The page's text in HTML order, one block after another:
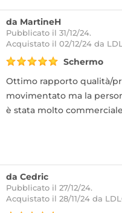
da MartineH
Pubblicato il 31/12/24.
Acquistato il 02/12/24 da
Schermo
Ottimo rapporto qualità/
movimentato ma la
è stata molto
da Cedric
Pubblicato il 27/12/24.
Acquistato il 28/11/24 da